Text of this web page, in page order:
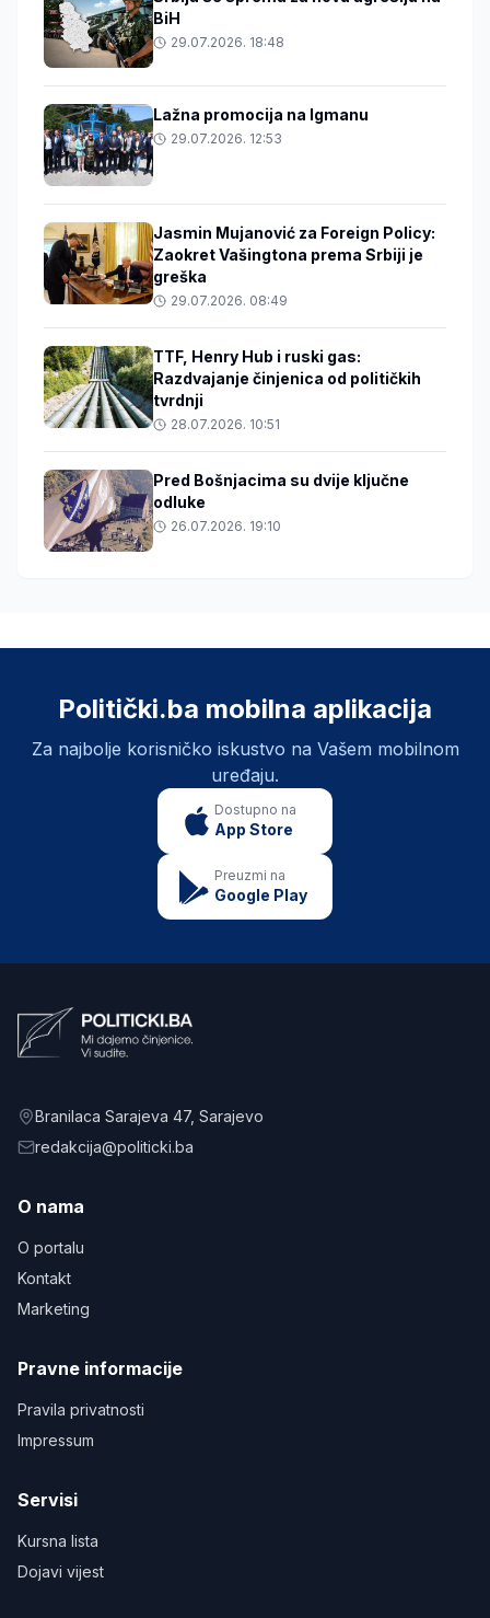
BiH
29.07.2026. 18:48
Lažna promocija na Igmanu
29.07.2026. 12:53
Jasmin Mujanović za Foreign Policy:
Zaokret Vašingtona prema Srbiji je
greška
29.07.2026. 08:49
TTF, Henry Hub i ruski gas:
Razdvajanje činjenica od političkih
tvrdnji
28.07.2026. 10:51
Pred Bošnjacima su dvije ključne
odluke
26.07.2026. 19:10
Politički.ba mobilna aplikacija
Za najbolje korisničko iskustvo na Vašem mobilnom
uređaju.
Dostupno na
App Store
Preuzmi na
Google Play
Branilaca Sarajeva 47, Sarajevo
redakcija@politicki.ba
O nama
O portalu
Kontakt
Marketing
Pravne informacije
Pravila privatnosti
Impressum
Servisi
Kursna lista
Dojavi vijest